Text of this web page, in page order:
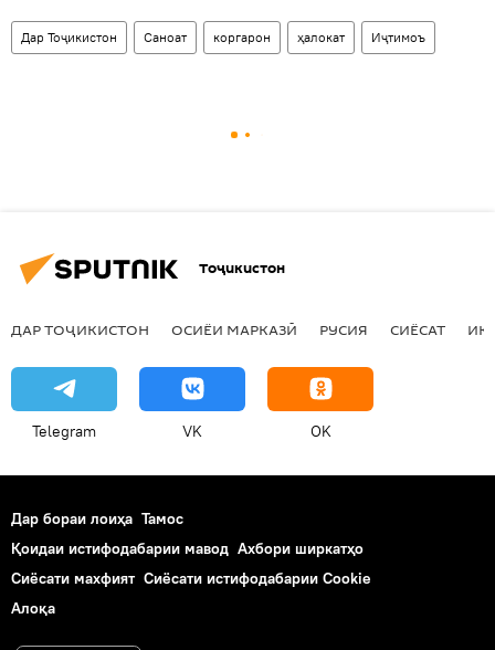
Дар Тоҷикистон Саноат коргарон ҳалокат Иҷтимоъ
Тоҷикистон
ДАР ТОҶИКИСТОН ОСИЁИ МАРКАЗӢ РУСИЯ СИЁСАТ
Telegram VK OK
Дар бораи лоиҳа Тамос
Қоидаи истифодабарии мавод Ахбори ширкатҳо
Сиёсати махфият Сиёсати истифодабарии Cookie
Алоқа